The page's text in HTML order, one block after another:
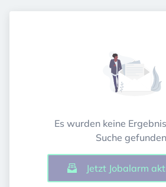
Es wurden keine
Suche
Jetzt Jobalarm